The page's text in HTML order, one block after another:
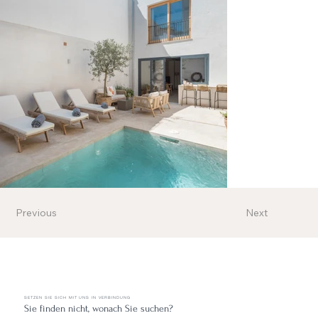
Next
Previous
SETZEN SIE SICH MIT UNS IN VERBINDUNG
Sie finden nicht, wonach Sie suchen?